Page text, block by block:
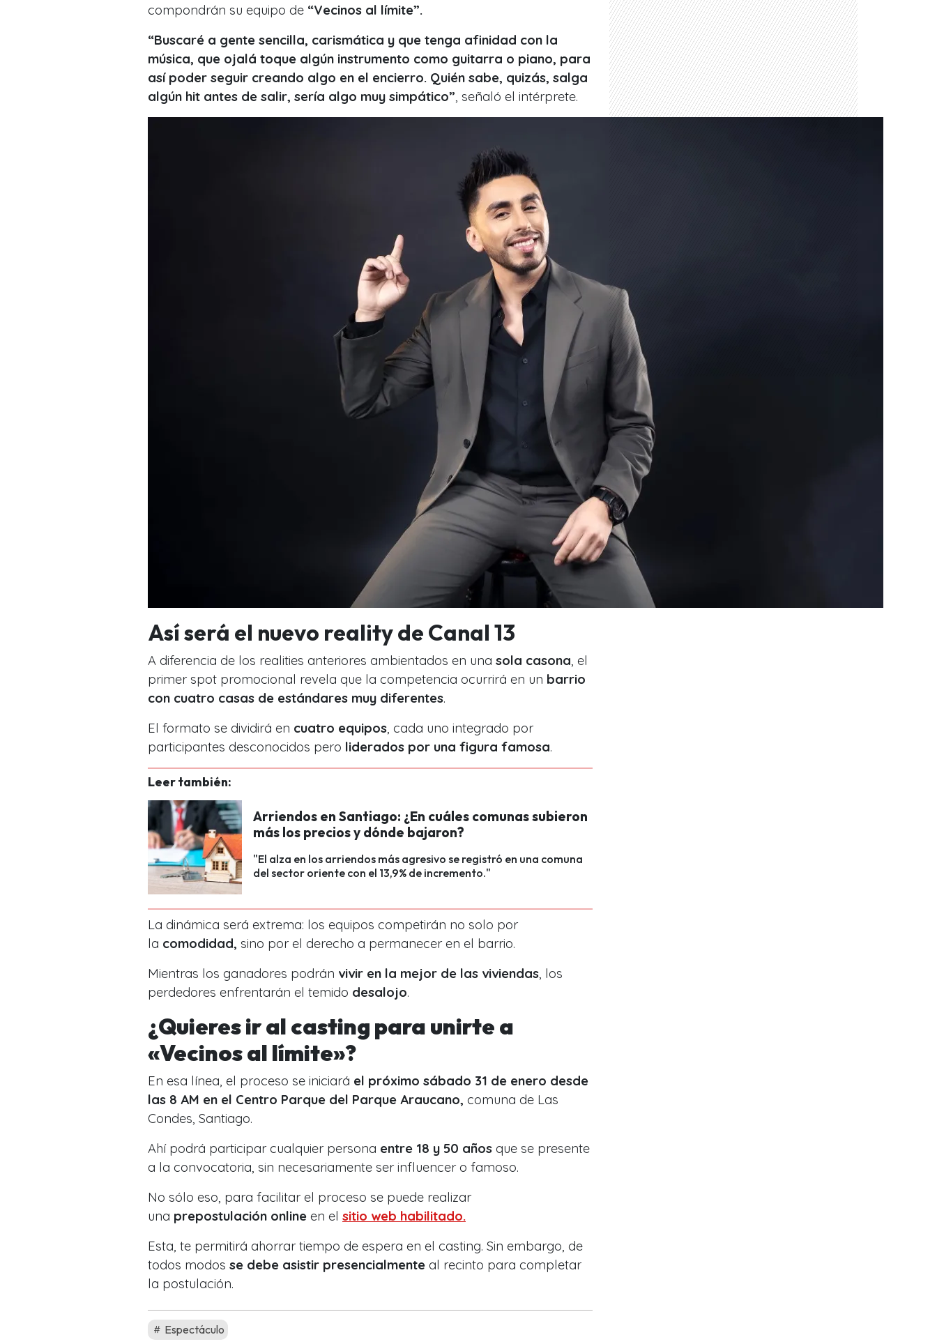
compondrán su equipo de “Vecinos al límite”.
“Buscaré a gente sencilla, carismática y que tenga afinidad con la
música, que ojalá toque algún instrumento como guitarra o piano, para
así poder seguir creando algo en el encierro. Quién sabe, quizás, salga
algún hit antes de salir, sería algo muy simpático” , señaló el intérprete.
Así será el nuevo reality de Canal 13
A diferencia de los realities anteriores ambientados en una sola casona , el
primer spot promocional revela que la competencia ocurrirá en un barrio
con cuatro casas de estándares muy diferentes.
El formato se dividirá en cuatro equipos , cada uno integrado por
participantes desconocidos pero liderados por una figura famosa.
Leer también:
Arriendos en Santiago: ¿En cuáles comunas subieron
más los precios y dónde bajaron?
"El alza en los arriendos más agresivo se registró en una comuna
del sector oriente con el 13,9% de incremento."
La dinámica será extrema: los equipos competirán no solo por
la comodidad, sino por el derecho a permanecer en el barrio.
Mientras los ganadores podrán vivir en la mejor de las viviendas , los
perdedores enfrentarán el temido desalojo.
¿Quieres ir al casting para unirte a
«Vecinos al límite»?
En esa línea, el proceso se iniciará el próximo sábado 31 de enero desde
las 8 AM en el Centro Parque del Parque Araucano, comuna de Las
Condes, Santiago.
Ahí podrá participar cualquier persona entre 18 y 50 años que se presente
a la convocatoria, sin necesariamente ser influencer o famoso.
No sólo eso, para facilitar el proceso se puede realizar
una prepostulación online en el sitio web habilitado.
Esta, te permitirá ahorrar tiempo de espera en el casting. Sin embargo, de
todos modos se debe asistir presencialmente al recinto para completar
la postulación.
Espectáculo